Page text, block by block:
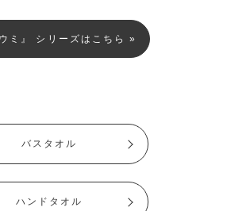
ミ』 シリーズはこちら »
バスタオル
ハンドタオル